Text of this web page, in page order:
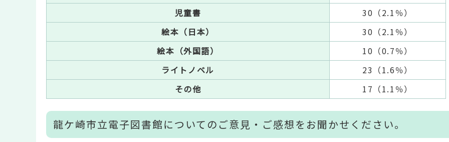
児童書
30（2.1％）
絵本（日本）
30（2.1％）
絵本（外国語）
10（0.7％）
ライトノベル
23（1.6％）
その他
17（1.1％）
龍ケ崎市立電子図書館についてのご意見・ご感想をお聞かせください。